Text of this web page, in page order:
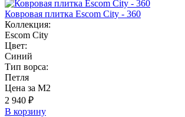
Ковровая плитка Escom City - 360
Коллекция:
Escom City
Цвет:
Синий
Тип ворса:
Петля
Цена за М2
2 940 ₽
В корзину